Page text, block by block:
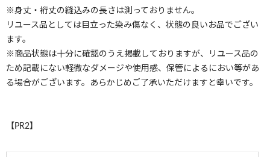
※身丈・裄丈の縫込みの長さは測っておりません。
リユース品としては目立った染み傷なく、状態の良いお品でござい
ます。
※商品状態は十分に確認のうえ掲載しておりますが、リユース品の
ため記載にない軽微なダメージや使用感、保管によるにおい等があ
る場合がございます。あらかじめご了承いただけますと幸いです。
【PR2】